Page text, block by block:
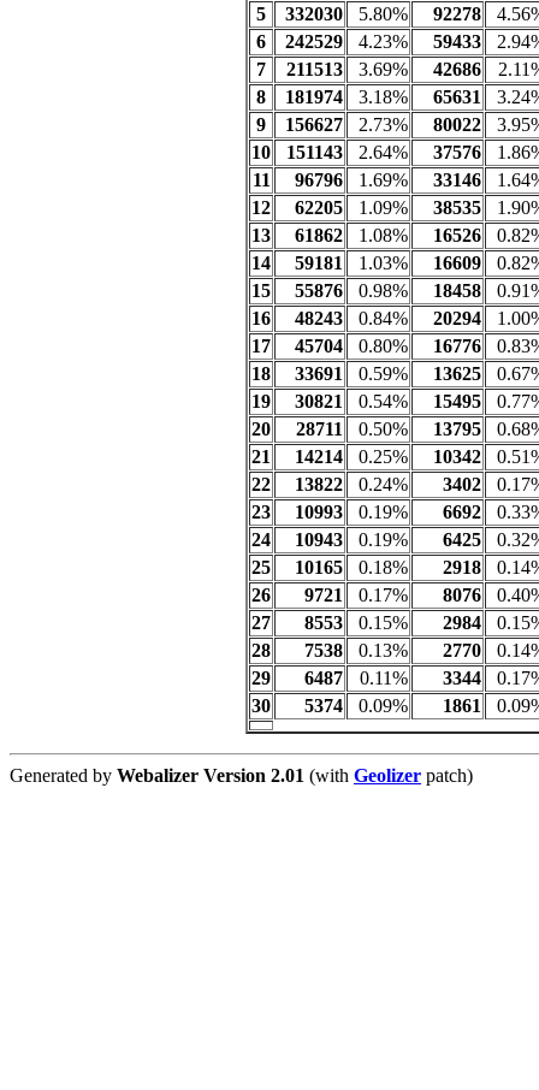
5
332030 5.80% 92278
6
242529 4.23% 59433
7
211513 3.69% 42686
8
181974 3.18% 65631
9
156627 2.73% 80022
10
151143 2.64% 37576
11
96796 1.69% 33146
12
62205 1.09% 38535
13
61862 1.08% 16526
14
59181 1.03% 16609
15
55876 0.98% 18458
16
48243 0.84% 20294
17
45704 0.80% 16776
18
33691 0.59% 13625
19
30821 0.54% 15495
20
28711 0.50% 13795
21
14214 0.25% 10342
22
13822 0.24% 3402
23
10993 0.19% 6692
24
10943 0.19% 6425
25
10165 0.18% 2918
26
9721 0.17% 8076
27
8553 0.15% 2984
28
7538 0.13% 2770
29
6487 0.11% 3344
30
5374 0.09% 1861
Generated by Webalizer Version 2.01 (with Geolizer patch)